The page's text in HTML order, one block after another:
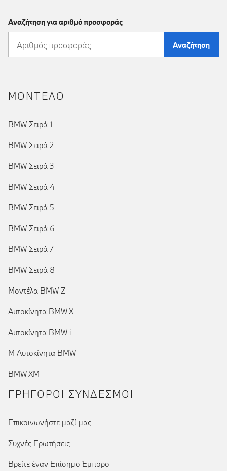
Αναζήτηση για αριθμό προσφοράς
Αναζήτηση
ΜΟΝΤΕΛΟ
BMW Σειρά 1
BMW Σειρά 2
BMW Σειρά 3
BMW Σειρά 4
BMW Σειρά 5
BMW Σειρά 6
BMW Σειρά 7
BMW Σειρά 8
Μοντέλα BMW Z
Αυτοκίνητα BMW X
Αυτοκίνητα BMW i
Μ Αυτοκίνητα BMW
BMW XM
ΓΡΉΓΟΡΟΙ ΣΎΝΔΕΣΜΟΙ
Επικοινωνήστε μαζί μας
Συχνές Ερωτήσεις
Βρείτε έναν Επίσημο Έμπορο